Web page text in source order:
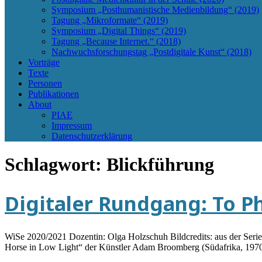
Symposium „Posthumanistische Medienbildung“ (2019)
Tagung „Mikroformate“ (2019)
Symposium „Digital Things“ (2019)
Tagung „Because Internet.“ (2018)
Nachwuchsforschungstag „Postdigitale Kunst“ (2018)
Vorträge
Texte
Personen
Publikationen
About
PIAE
Impressum
Datenschutzerklärung
Schlagwort: Blickführung
Digitaler Rundgang: To
WiSe 2020/2021 Dozentin: Olga Holzschuh Bildcredits: aus der
Horse in Low Light“ der Künstler Adam Broomberg (Südafrika,